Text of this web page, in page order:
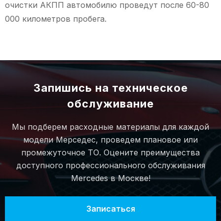
очистки АКПП автомобилю проведут после 60-80
000 километров пробега.
Запишись на техническое
обслуживание
Мы подберем расходные материалы для каждой
модели Мерседес, проведем плановое или
промежуточное ТО. Оцените преимущества
доступного профессионального обслуживания
Mercedes в Москве!
Записаться